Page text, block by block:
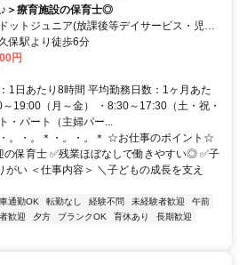
♪＞療育施設の保育士◎
ットジュニア(放課後等デイサービス・児童
教室
保駅より徒歩6分
円
1日あたり8時間 平均勤務日数：1ヶ月あた
19:00（月～金） ・8:30～17:30（土・祝・
・パート（主婦パー...
。・。＊・。・。＊ ☆お仕事のポイント☆
の保育士 ✅残業ほぼなしで働きやすい◎ ✅子
がい ＜仕事内容＞ ＼子どもの成長を支え
車通勤OK 転勤なし 経験不問 未経験者歓迎
午前
歓迎 夕方 ブランクOK 育休あり
長期歓迎